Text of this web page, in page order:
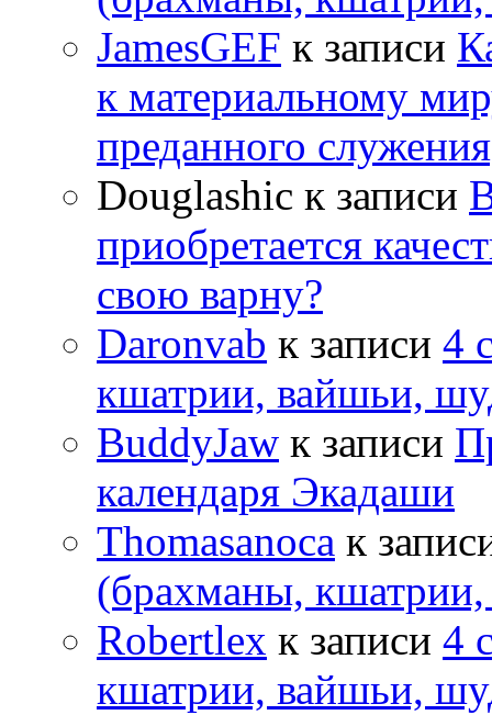
JamesGEF к записи
к материальному
преданного
Douglashic к записи
приобретается
свою варну?
Daronvab к записи 4
кшатрии, вайшьи,
BuddyJaw к записи
календаря Экадаши
Thomasanoca к
(брахманы,
Robertlex к записи 4
кшатрии, вайшьи,